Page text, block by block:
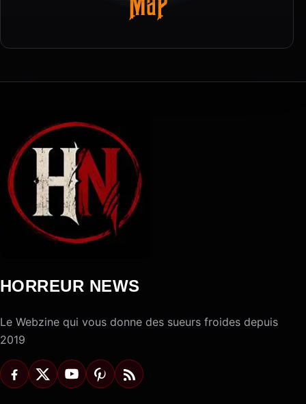
HORREUR NEWS
Le Webzine qui vous donne des sueurs froides depuis
2019